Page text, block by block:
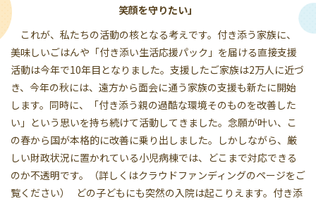
笑顔を守りたい」
これが、私たちの活動の核となる考えです。付き添う家族に、
美味しいごはんや「付き添い生活応援パック」を届ける直接支援
活動は今年で10年目となりました。支援したご家族は2万人に近づ
き、今年の秋には、遠方から面会に通う家族の支援も新たに開始
します。同時に、「付き添う親の過酷な環境そのものを改善した
い」という思いを持ち続けて活動してきました。念願が叶い、こ
の春から国が本格的に改善に乗り出しました。しかしながら、厳
しい財政状況に置かれている小児病棟では、どこまで対応できる
のか不透明です。（詳しくはクラウドファンディングのページをご
覧ください） どの子どもにも突然の入院は起こりえます。付き添